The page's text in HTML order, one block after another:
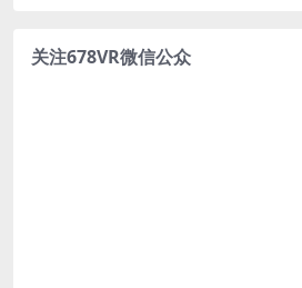
关注678VR微信公众